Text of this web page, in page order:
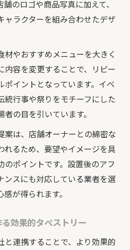
のロゴや商品写真に加えて、
ャラクターを組み合わせたデザ
材やおすすめメニューを大きく
内容を変更することで、リピー
ポイントとなっています。イベ
統行事や祭りをモチーフにした
の目を引いています。
案は、店舗オーナーとの綿密な
れるため、要望やイメージを具
のポイントです。設置後のアフ
ンスにも対応している業者を選
が得られます。
効果的タペストリー
と連携することで、より効果的